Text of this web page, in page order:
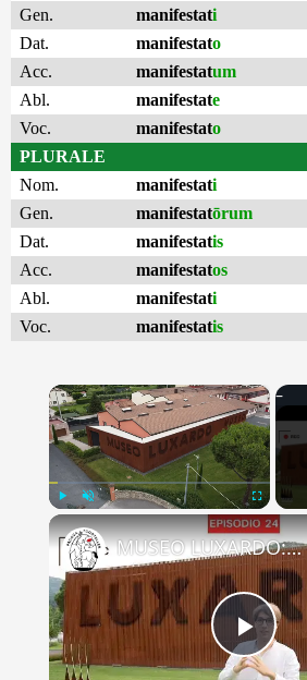
Gen.
manifestati
Dat.
manifestato
Acc.
manifestatum
Abl.
manifestate
Voc.
manifestato
PLURALE
Nom.
manifestati
Gen.
manifestatōrum
Dat.
manifestatis
Acc.
manifestatos
Abl.
manifestati
Voc.
manifestatis
×
Fullscreen
Play
MUSEO LUXARDO: Un Viaggio nel Tempo e nel Gusto